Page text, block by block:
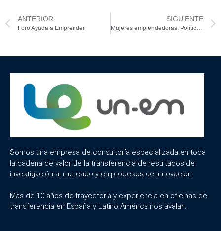
ANTERIOR
Foro Ayuda a Emprender
SIGUIENTE
Mujeres emprendedoras, Políticas públicas y Cooperación Internacional al desarrollo
Somos una empresa de consultoría especializada en toda
la cadena de valor de la transferencia de resultados de
investigación al mercado y en procesos de innovación.
Más de 10 años de trayectoria y experiencia en oficinas de
transferencia en España y Latino América nos avalan.